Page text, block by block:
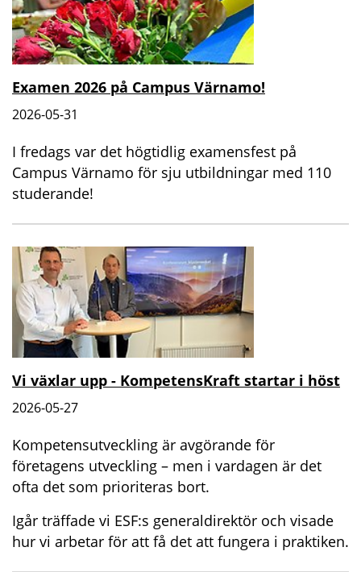
Examen 2026 på Campus Värnamo!
2026-05-31
I fredags var det högtidlig examensfest på
Campus Värnamo för sju utbildningar med 110
studerande!
Vi växlar upp - KompetensKraft startar i höst
2026-05-27
Kompetensutveckling är avgörande för
företagens utveckling – men i vardagen är det
ofta det som prioriteras bort.
Igår träffade vi ESF:s generaldirektör och visade
hur vi arbetar för att få det att fungera i praktiken.